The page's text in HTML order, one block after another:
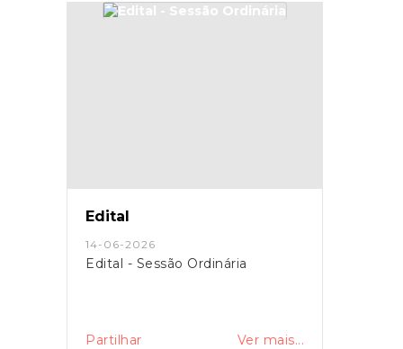
Edital
14-06-2026
Edital - Sessão Ordinária
Partilhar Ver mais...